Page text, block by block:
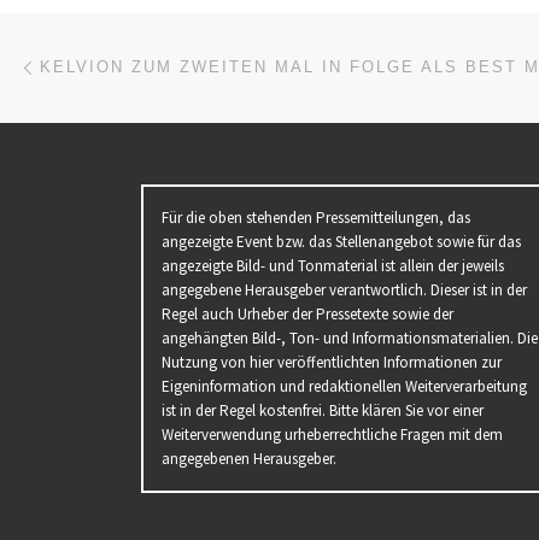
Beitragsnavigation
Für die oben stehenden Pressemitteilungen, das
angezeigte Event bzw. das Stellenangebot sowie für das
angezeigte Bild- und Tonmaterial ist allein der jeweils
angegebene Herausgeber verantwortlich. Dieser ist in der
Regel auch Urheber der Pressetexte sowie der
angehängten Bild-, Ton- und Informationsmaterialien. Die
Nutzung von hier veröffentlichten Informationen zur
Eigeninformation und redaktionellen Weiterverarbeitung
ist in der Regel kostenfrei. Bitte klären Sie vor einer
Weiterverwendung urheberrechtliche Fragen mit dem
angegebenen Herausgeber.